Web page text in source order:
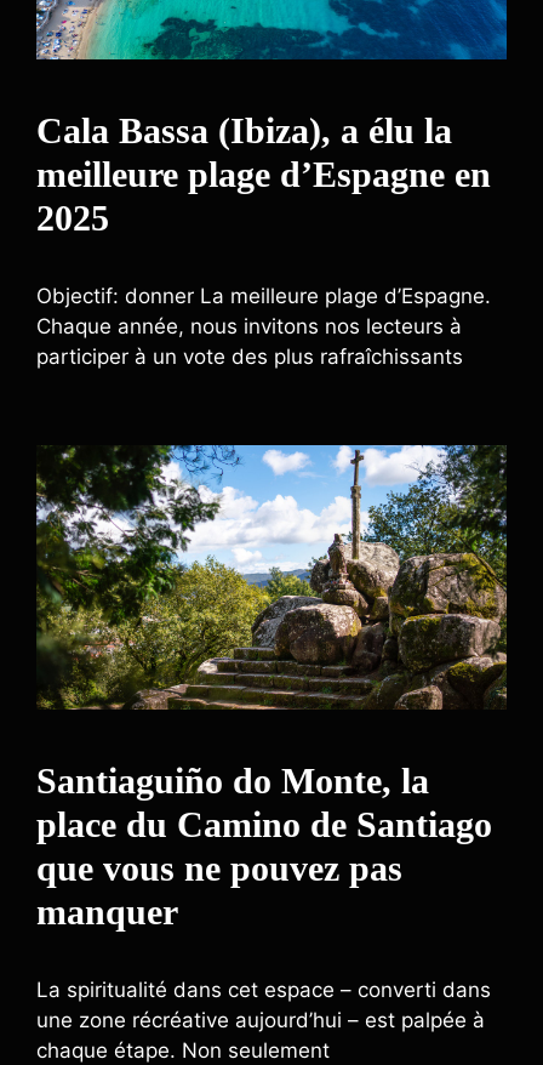
Cala Bassa (Ibiza), a élu la
meilleure plage d’Espagne en
2025
Objectif: donner La meilleure plage d’Espagne.
Chaque année, nous invitons nos lecteurs à
participer à un vote des plus rafraîchissants
Santiaguiño do Monte, la
place du Camino de Santiago
que vous ne pouvez pas
manquer
La spiritualité dans cet espace – converti dans
une zone récréative aujourd’hui – est palpée à
chaque étape. Non seulement